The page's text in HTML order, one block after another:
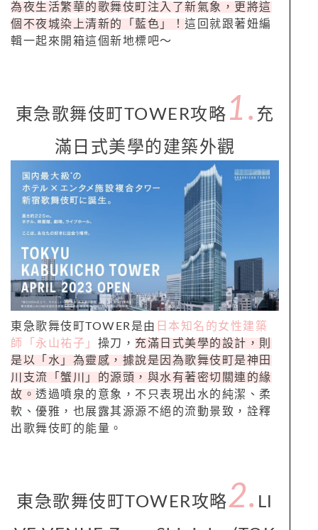
為夜生活繁華的歌舞伎町注入了新氣象，更將這
個不夜城染上清新的「藍色」！ 這回就跟著妞編
輯一起來開箱這個新地標吧～
東急歌舞伎町TOWER攻略 1. 充
滿日式美學的建築外觀
東急歌舞伎町TOWER是由 日本知名的女性建築
師「永山祐子」 操刀， 充滿日式美學的設計，則
是以「水」為靈感，據說是因為歌舞伎町是神田
川支流「蟹川」的源頭，與水有著密切關連的緣
故。 透過噴泉的意象，不只表現出水的純潔、柔
軟、優雅，也展露其源源不絕的流動景致，詮釋
出歌舞伎町的能量。
東急歌舞伎町TOWER攻略2. LI